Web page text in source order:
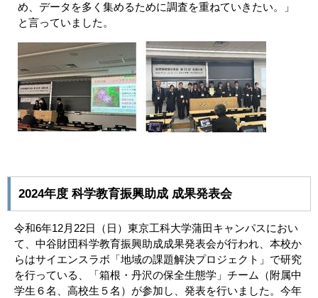
め、データを多く集めるために調査を重ねていきたい。」
と言っていました。
2024年度 科学教育振興助成 成果発表会
令和6年12月22日（日）東京工科大学蒲田キャンパスにおい
て、中谷財団科学教育振興助成成果発表会が行われ、本校か
らはサイエンスラボ「地域の課題解決プロジェクト」で研究
を行っている、「箱根・丹沢の保全生態学」チーム（附属中
学生６名、高校生５名）が参加し、発表を行いました。今年